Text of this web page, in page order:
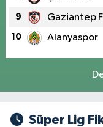
9 Gaziantep
10 Alanyaspor
Süper Lig